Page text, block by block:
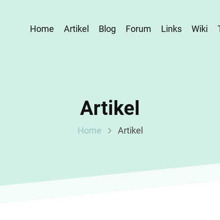
Home Artikel Blog Forum Links Wiki
Artikel
Home Artikel